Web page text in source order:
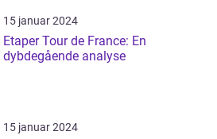
15 januar 2024
Etaper Tour de France: En
dybdegående analyse
15 januar 2024